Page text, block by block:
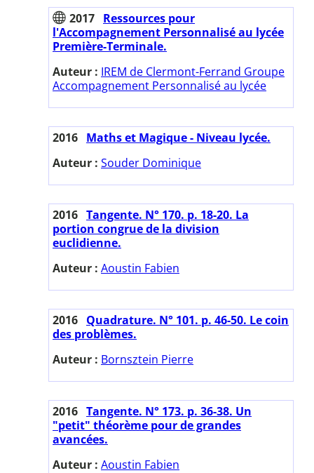
2017 Ressources pour
l'Accompagnement Personnalisé au lycée
Première-Terminale.
Auteur : IREM de Clermont-Ferrand Groupe
Accompagnement Personnalisé au lycée
2016 Maths et Magique - Niveau lycée.
Auteur : Souder Dominique
2016 Tangente. N° 170. p. 18-20. La
portion congrue de la division
euclidienne.
Auteur : Aoustin Fabien
2016 Quadrature. N° 101. p. 46-50. Le coin
des problèmes.
Auteur : Bornsztein Pierre
2016 Tangente. N° 173. p. 36-38. Un
"petit" théorème pour de grandes
avancées.
Auteur : Aoustin Fabien